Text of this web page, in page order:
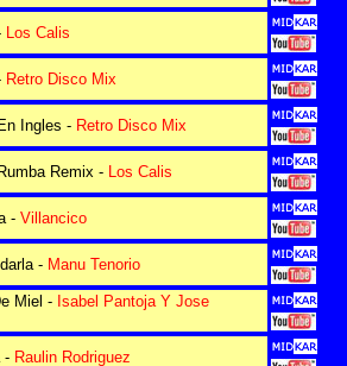
Los Calis
Retro Disco Mix
Ingles - Retro Disco Mix
Remix - Los Calis
- Villancico
- Manu Tenorio
Miel - Isabel Pantoja Y Jose
- Raulin Rodriguez